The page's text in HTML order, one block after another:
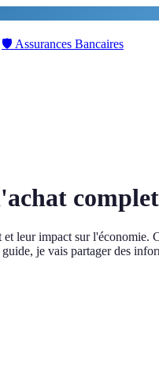
🛡️ Assurances Bancaires
complet
leur impact sur l'économie.
je vais partager des